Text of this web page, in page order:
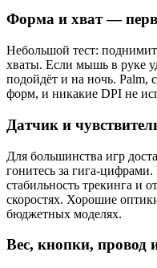
Форма и хват —
Небольшой тест:
хваты. Если мышь в руке
подойдёт и на ночь. Palm,
форм, и никакие DPI не
Датчик и
Для большинства игр
гонитесь за гига-
стабильность трекинга и
скоростях. Хорошие
бюджетных моделях.
Вес, кнопки, провод